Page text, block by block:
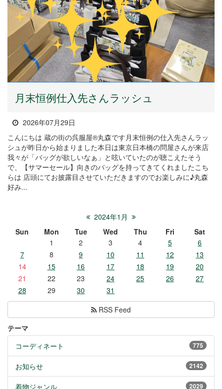
月末恒例仕入先さんラッシュ
2026年07月29日
こんにちは 蔵の街の呉服屋®丸森です月末恒例の仕入先さんラッ
シュが昨日から始まりました本日は東京日本橋の問屋さんが来店
我々が「バッグが欲しいなぁ」と呟いていたのが聴こえたそう
で、【サマーセール】向きのバッグを持ってきてくれましたこち
らは 店頭にてお披露目させていただきますのでお楽しみに♪丸森
好み...
2024年1月
Sun
Mon Tue Wed Thu Fri
Sat
1
2 3 4 5
6
7
8 9 10 11 12
13
14
15 16 17 18 19
20
21
22 23 24 25 26
27
28
29 30
31
RSS Feed
テーマ
775
コーディネート
2142
お知らせ
2029
着物ジャンル